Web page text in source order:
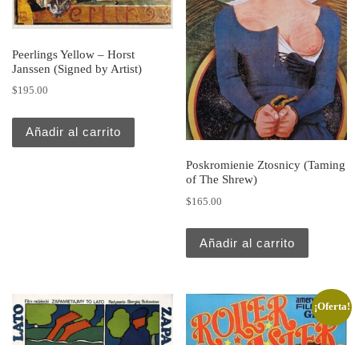
Peerlings Yellow – Horst
Janssen (Signed by Artist)
$195.00
Añadir al carrito
Poskromienie Ztosnicy (Taming
of The Shrew)
$165.00
Añadir al carrito
¡Oferta!